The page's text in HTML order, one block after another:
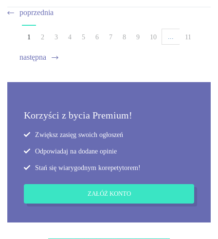
poprzednia
1 2 3 4 5 6 7 8 9 10 ... 11
następna
Korzyści z bycia Premium!
Zwiększ zasięg swoich ogłoszeń
Odpowiadaj na dodane opinie
Stań się wiarygodnym korepetytorem!
ZAŁÓŻ KONTO